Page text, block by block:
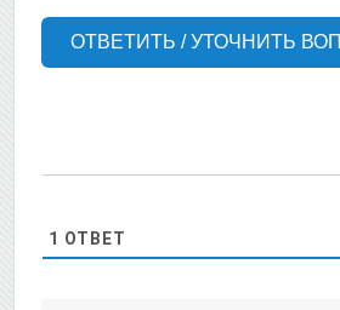
ОТВЕТИТЬ / УТОЧНИТЬ
1 ОТВЕТ